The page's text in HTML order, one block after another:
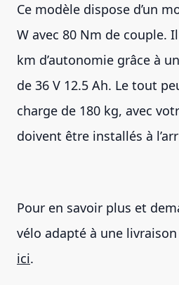
Ce modèle dispose d’un
W avec 80 Nm de couple.
km d’autonomie grâce à
de 36 V 12.5 Ah. Le tout
charge de 180 kg, avec
doivent être installés à
Pour en savoir plus et
vélo adapté à une
ici.